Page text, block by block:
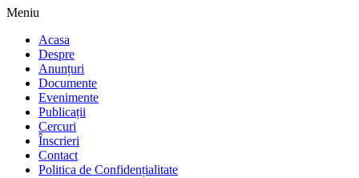
Meniu
Acasa
Despre
Anunțuri
Documente
Evenimente
Publicații
Cercuri
Înscrieri
Contact
Politica de Confidențialitate